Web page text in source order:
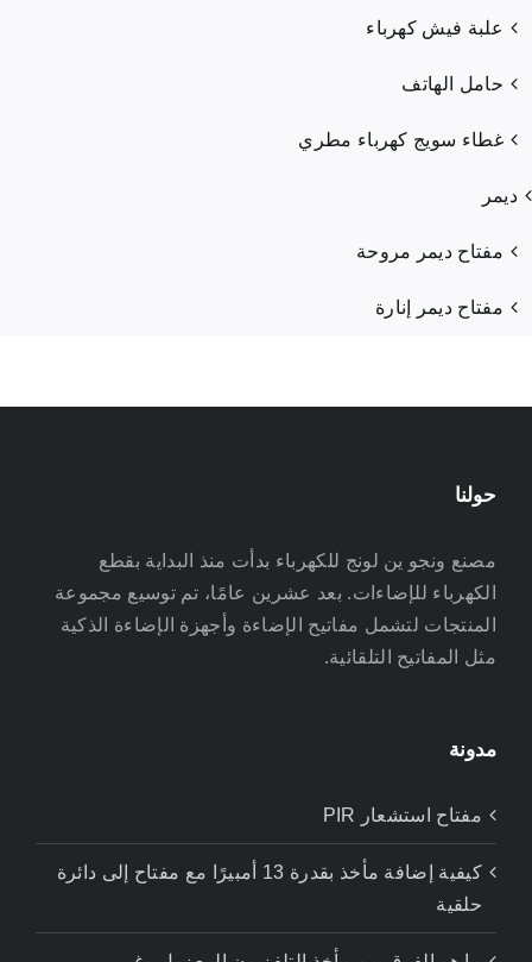
علبة فيش كهرباء
حامل الهاتف
غطاء سويج كهرباء مطري
ديمر
مفتاح ديمر مروحة
مفتاح ديمر إنارة
حولنا
مصنع ونجو ين لونج للكهرباء بدأت منذ البداية بقطع
الكهرباء للإضاءات. بعد عشرين عامًا، تم توسيع مجموعة
المنتجات لتشمل مفاتيح الإضاءة وأجهزة الإضاءة الذكية
مثل المفاتيح التلقائية.
مدونة
مفتاح استشعار PIR
كيفية إضافة مأخذ بقدرة 13 أمبيرًا مع مفتاح إلى دائرة
حلقية